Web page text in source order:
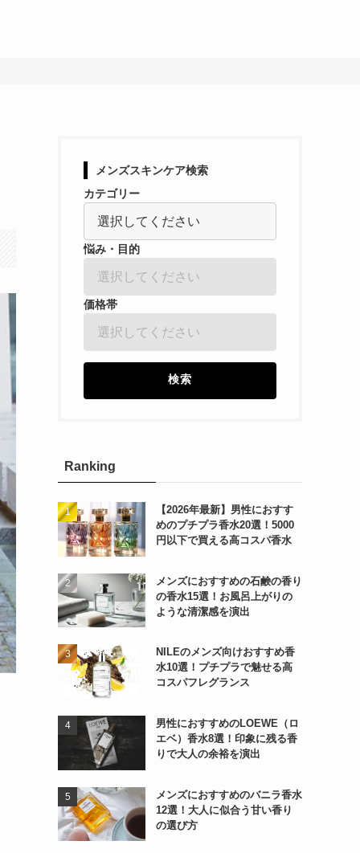
メンズスキンケア検索
カテゴリー
悩み・目的
価格帯
検索
Ranking
【2026年最新】男性におすす
めのプチプラ香水20選！5000
円以下で買える高コスパ香水
メンズにおすすめの石鹸の香り
の香水15選！お風呂上がりの
ような清潔感を演出
NILEのメンズ向けおすすめ香
水10選！プチプラで魅せる高
コスパフレグランス
男性におすすめのLOEWE（ロ
エベ）香水8選！印象に残る香
りで大人の余裕を演出
メンズにおすすめのバニラ香水
12選！大人に似合う甘い香り
の選び方